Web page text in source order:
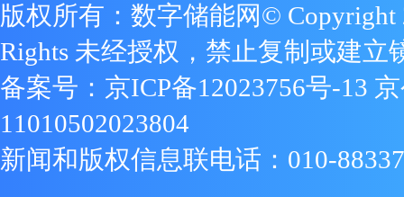
版权所有：数字储能网© Copyright
Rights 未经授权，禁止复制或建立
备案号： 京ICP备12023756号-13
11010502023804
新闻和版权信息联电话：010-